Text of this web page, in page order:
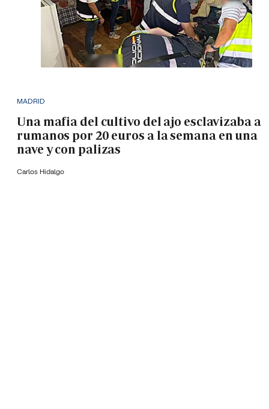
MADRID
Una mafia del cultivo del ajo esclavizaba a
rumanos por 20 euros a la semana en una
nave y con palizas
Carlos Hidalgo